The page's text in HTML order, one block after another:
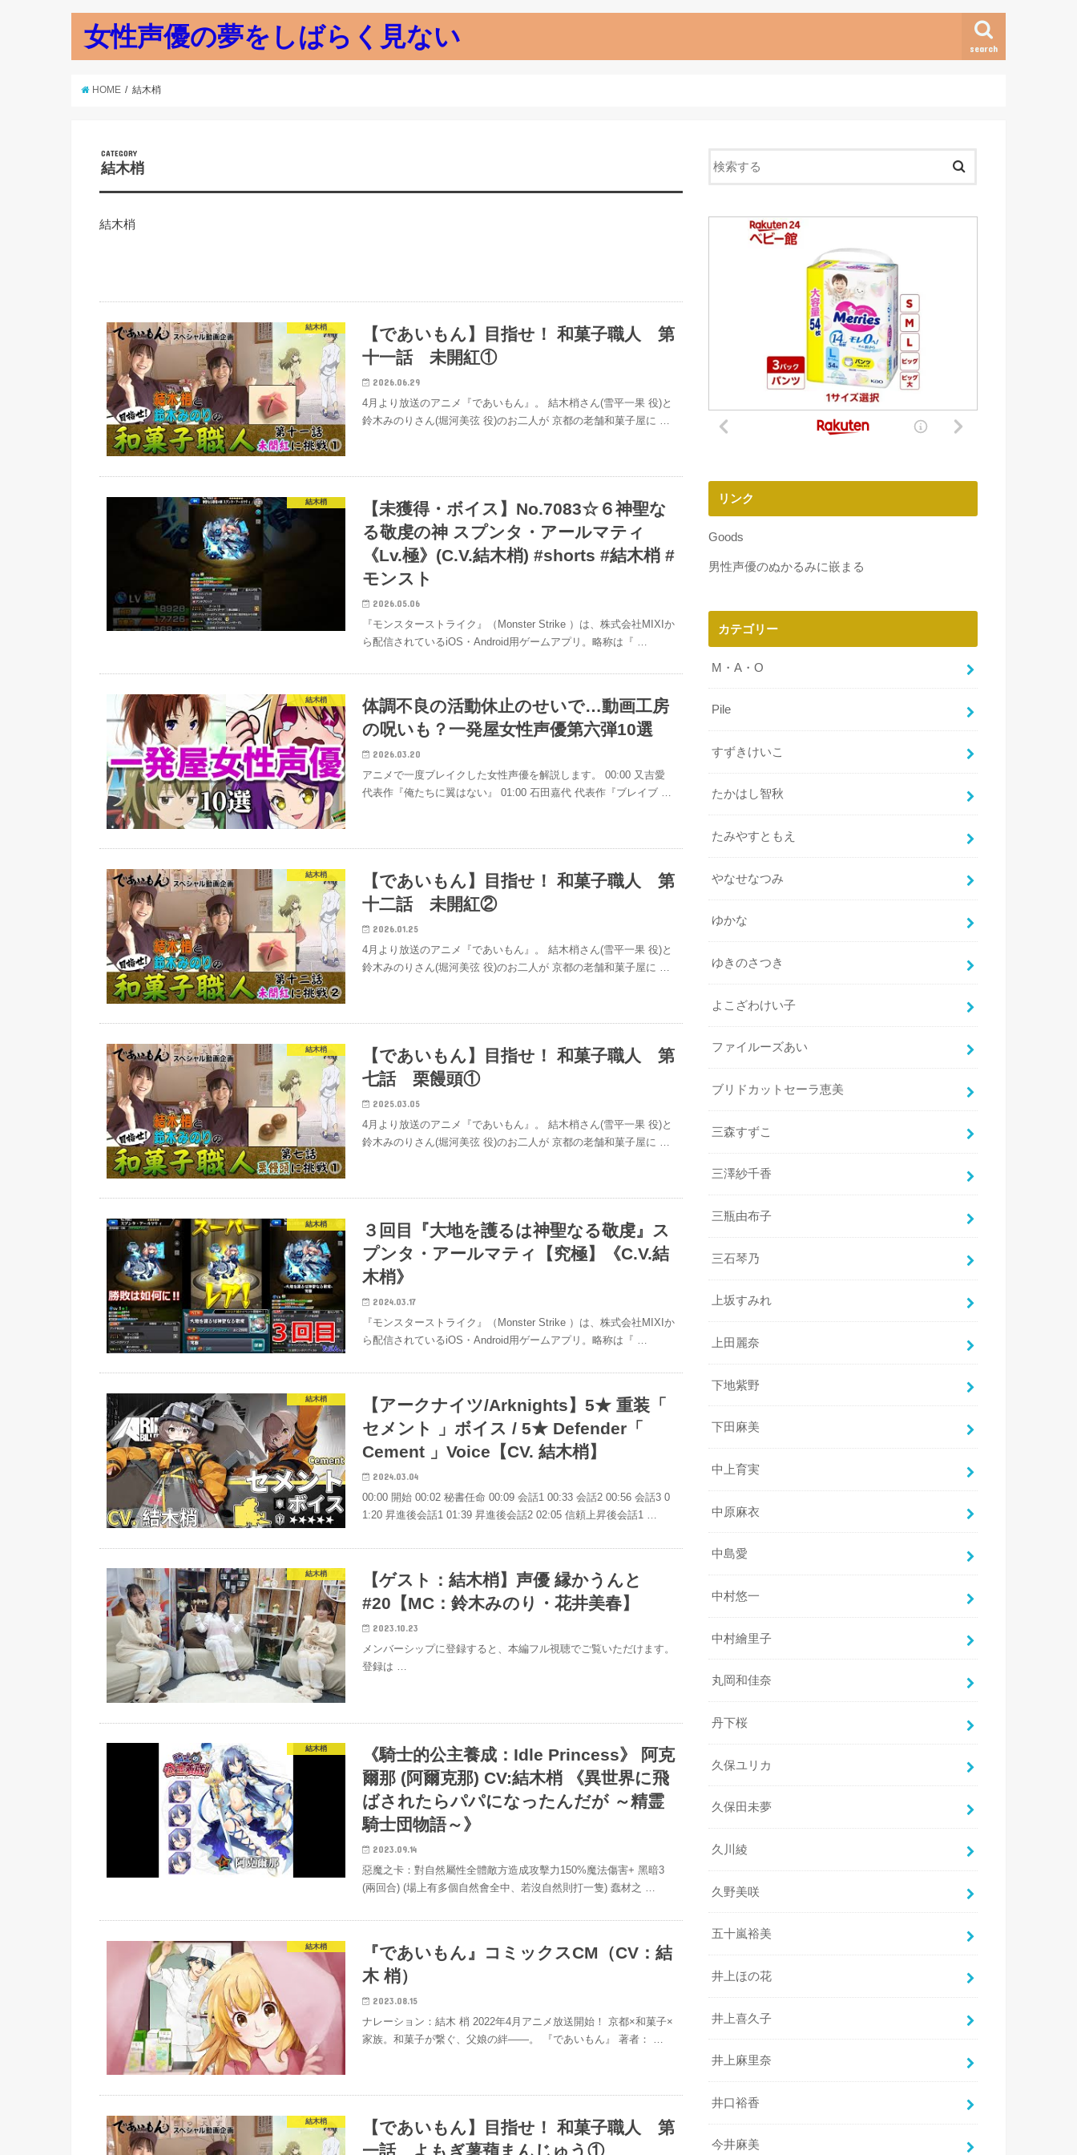
女性声優の夢をしばらく見ない search
HOME 結木梢
CATEGORY
結木梢
結木梢
結木梢
【であいもん】目指せ！ 和菓子職人 第
十一話 未開紅①
2026.06.29
4月より放送のアニメ『であいもん』。 結木梢さん(雪平一果 役)と
鈴木みのりさん(堀河美弦 役)のお二人が 京都の老舗和菓子屋に …
結木梢
【未獲得・ボイス】No.7083☆６神聖な
る敬虔の神 スプンタ・アールマティ
《Lv.極》(C.V.結木梢) #shorts #結木梢 #
モンスト
2026.05.06
『モンスターストライク』（Monster Strike ）は、株式会社MIXIか
ら配信されているiOS・Android用ゲームアプリ。略称は『 …
結木梢
体調不良の活動休止のせいで…動画工房
の呪いも？一発屋女性声優第六弾10選
2026.03.20
アニメで一度ブレイクした女性声優を解説します。 00:00 又吉愛
代表作『俺たちに翼はない』 01:00 石田嘉代 代表作『ブレイブ …
結木梢
【であいもん】目指せ！ 和菓子職人 第
十二話 未開紅②
2026.01.25
4月より放送のアニメ『であいもん』。 結木梢さん(雪平一果 役)と
鈴木みのりさん(堀河美弦 役)のお二人が 京都の老舗和菓子屋に …
結木梢
【であいもん】目指せ！ 和菓子職人 第
七話 栗饅頭①
2025.03.05
4月より放送のアニメ『であいもん』。 結木梢さん(雪平一果 役)と
鈴木みのりさん(堀河美弦 役)のお二人が 京都の老舗和菓子屋に …
結木梢
３回目『大地を護るは神聖なる敬虔』ス
プンタ・アールマティ【究極】《C.V.結
木梢》
2024.03.17
『モンスターストライク』（Monster Strike ）は、株式会社MIXIか
ら配信されているiOS・Android用ゲームアプリ。略称は『 …
結木梢
【アークナイツ/Arknights】5★ 重装「
セメント 」ボイス / 5★ Defender「
Cement 」Voice【CV. 結木梢】
2024.03.04
00:00 開始 00:02 秘書任命 00:09 会話1 00:33 会話2 00:56 会話3 0
1:20 昇進後会話1 01:39 昇進後会話2 02:05 信頼上昇後会話1 …
結木梢
【ゲスト：結木梢】声優 縁かうんと
#20【MC：鈴木みのり・花井美春】
2023.10.23
メンバーシップに登録すると、本編フル視聴でご覧いただけます。
登録は …
結木梢
《騎士的公主養成：Idle Princess》 阿克
爾那 (阿爾克那) CV:結木梢 《異世界に飛
ばされたらパパになったんだが ～精霊
騎士団物語～》
2023.09.14
惡魔之卡：對自然屬性全體敵方造成攻擊力150%魔法傷害+ 黑暗3
(兩回合)​ (場上有多個自然會全中、若沒自然則打一隻) 蠢材之 …
結木梢
『であいもん』コミックスCM（CV：結
木 梢）
2023.08.15
ナレーション：結木 梢 2022年4月アニメ放送開始！ 京都×和菓子×
家族。和菓子が繋ぐ、父娘の絆――。 『であいもん』 著者： …
結木梢
【であいもん】目指せ！ 和菓子職人 第
一話 よもぎ薯蕷まんじゅう①
リンク
Goods
男性声優のぬかるみに嵌まる
カテゴリー
M・A・O
Pile
すずきけいこ
たかはし智秋
たみやすともえ
やなせなつみ
ゆかな
ゆきのさつき
よこざわけい子
ファイルーズあい
ブリドカットセーラ恵美
三森すずこ
三澤紗千香
三瓶由布子
三石琴乃
上坂すみれ
上田麗奈
下地紫野
下田麻美
中上育実
中原麻衣
中島愛
中村悠一
中村繪里子
丸岡和佳奈
丹下桜
久保ユリカ
久保田未夢
久川綾
久野美咲
五十嵐裕美
井上ほの花
井上喜久子
井上麻里奈
井口裕香
今井麻美